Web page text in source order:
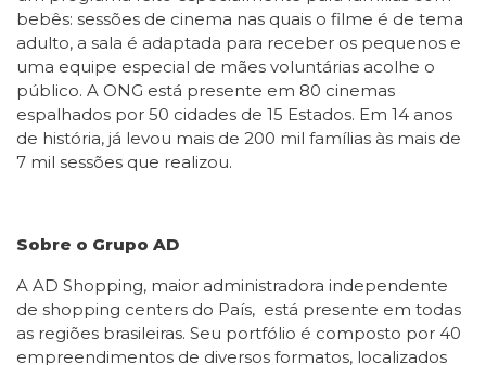
bebês: sessões de cinema nas quais o filme é de tema
adulto, a sala é adaptada para receber os pequenos e
uma equipe especial de mães voluntárias acolhe o
público. A ONG está presente em 80 cinemas
espalhados por 50 cidades de 15 Estados. Em 14 anos
de história, já levou mais de 200 mil famílias às mais de
7 mil sessões que realizou.
Sobre o Grupo AD
A AD Shopping, maior administradora independente
de shopping centers do País, está presente em todas
as regiões brasileiras. Seu portfólio é composto por 40
empreendimentos de diversos formatos, localizados